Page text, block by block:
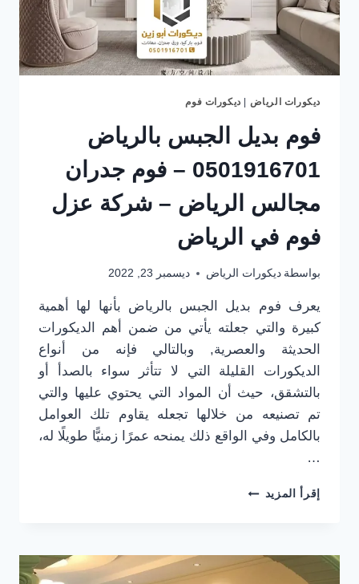
ديكورات الرياض | ديكورات فوم
فوم بديل الجبس بالرياض
0501916701 – فوم جدران
مجالس الرياض – شركة عزل
فوم في الرياض
بواسطة ديكورات الرياض ديسمبر 23, 2022
يعرف فوم بديل الجبس بالرياض بأنها لها أهمية
كبيرة والتي جعلته يأتي من ضمن أهم الديكورات
الحديثة والعصرية, وبالتالي فإنه من أنواع
الديكورات القليلة التي لا تتأثر سواء بالصدأ أو
بالتشقق، حيث أن المواد التي يحتوي عليها والتي
تم تصنيعه من خلالها تجعله يقاوم تلك العوامل
بالكامل وفي الواقع ذلك يمنحه عمرًا زمنيًّا طويلًا له،
…
إقرأ المزيد فوم
0501916701